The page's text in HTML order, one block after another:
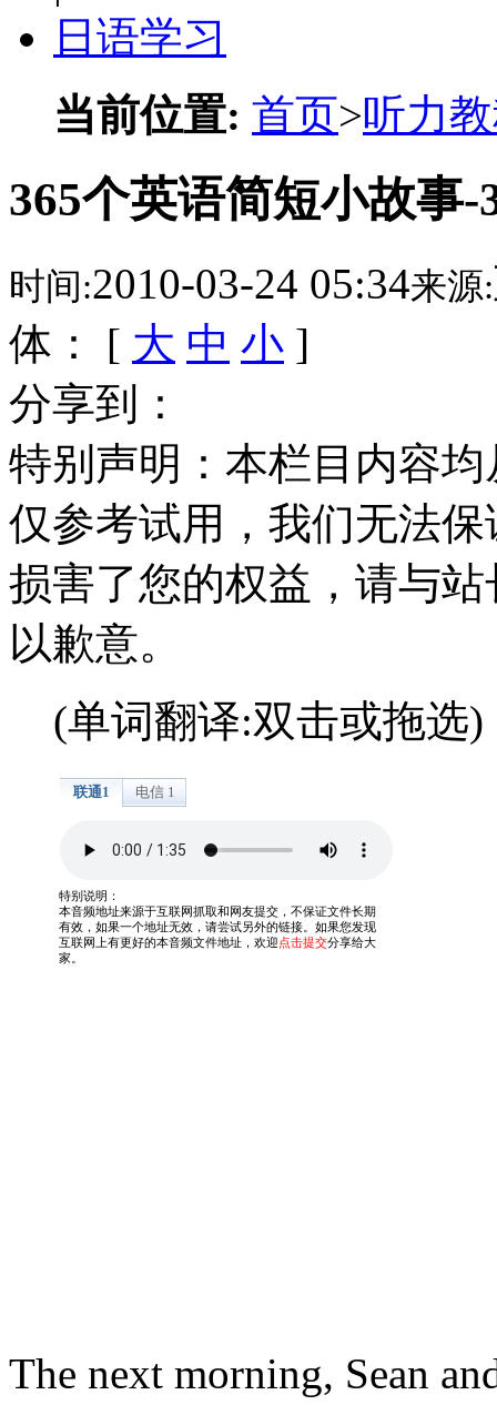
日语学习
当前位置: 首页>听力
365个英语简短小故事-
时间:2010-03-24 05:34来源:
体： [ 大 中 小 ]
分享到：
特别声明：本栏目内容
仅参考试用，我们无法
损害了您的权益，请与
以歉意。
(单词翻译:双击或拖选)
The next morning, Sean